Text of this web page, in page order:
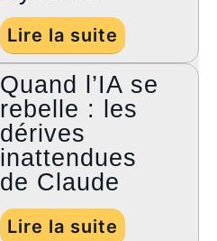
Lire la suite
Quand l’IA se
rebelle : les
dérives
inattendues
de Claude
Lire la suite